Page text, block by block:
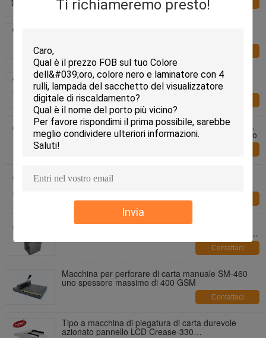
Ti richiameremo presto!
Invia
Intercambiabili automatici dei semi muoiono
punzonatrice con l'espulsione automatica in un
vassoio
Macchina obbligatoria elettrica perfetta automatica,
attrezzatura obbligatoria S60CA4/A3 del documento
40 strati/macchina di piegatura di carta elettrica
minima Crease-335 con CE diplomato
macchina di piegatura elettrica di carta 1.2mm/di
0.6mm /1.4mm con 5 pollici di touch screen Crease-
5335 Contattaci
Macchina per perforare di carta manuale SM-460
uno spessore massimo di 400 GSM
Contattaci
Tipo a macchina di piegatura di carta durevole
azionato pannello LCD Crease-330